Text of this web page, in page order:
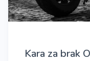
Kara za brak